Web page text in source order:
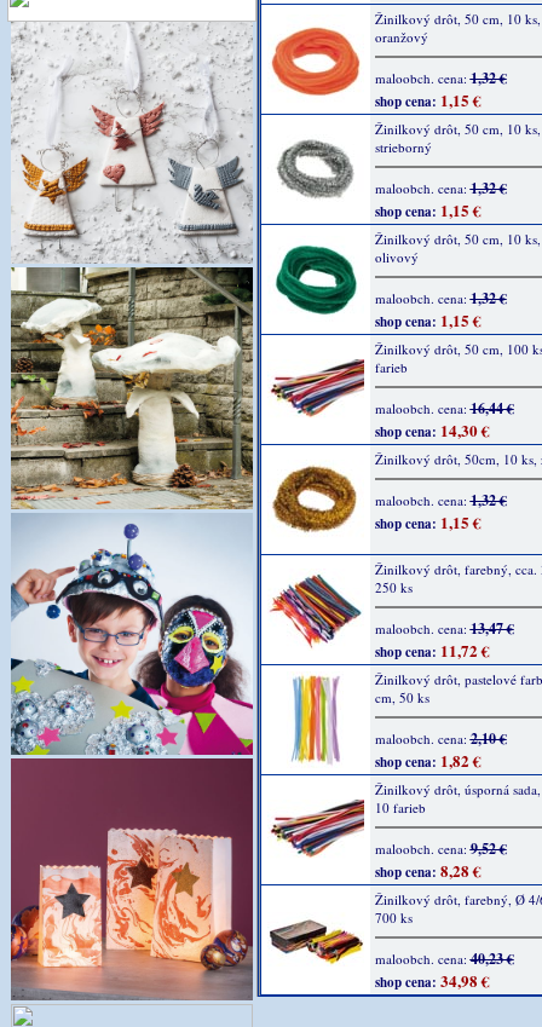
Žinilkový drôt, 50 cm, 10 ks,
oranžový
maloobch. cena:1,32 €
shop cena: 1,15 €
Žinilkový drôt, 50 cm, 10 ks,
strieborný
maloobch. cena:1,32 €
shop cena: 1,15 €
Žinilkový drôt, 50 cm, 10 ks,
olivový
maloobch. cena:1,32 €
shop cena: 1,15 €
Žinilkový drôt, 50 cm, 100
farieb
maloobch. cena:16,44 €
shop cena: 14,30 €
Žinilkový drôt, 50cm, 10 ks,
maloobch. cena:1,32 €
shop cena: 1,15 €
Žinilkový drôt, farebný, cca.
250 ks
maloobch. cena:13,47 €
shop cena: 11,72 €
Žinilkový drôt, pastelové
cm, 50 ks
maloobch. cena:2,10 €
shop cena: 1,82 €
Žinilkový drôt, úsporná
10 farieb
maloobch. cena:9,52 €
shop cena: 8,28 €
Žinilkový drôt, farebný, Ø 4/
700 ks
maloobch. cena:40,23 €
shop cena: 34,98 €